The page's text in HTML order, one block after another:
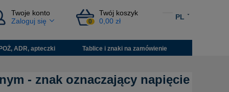
Twoje konto
Zaloguj się
Twój koszyk
0 0,00 zł
PL
ADR, apteczki Tablice i znaki na zamówienie
- znak oznaczający napięcie